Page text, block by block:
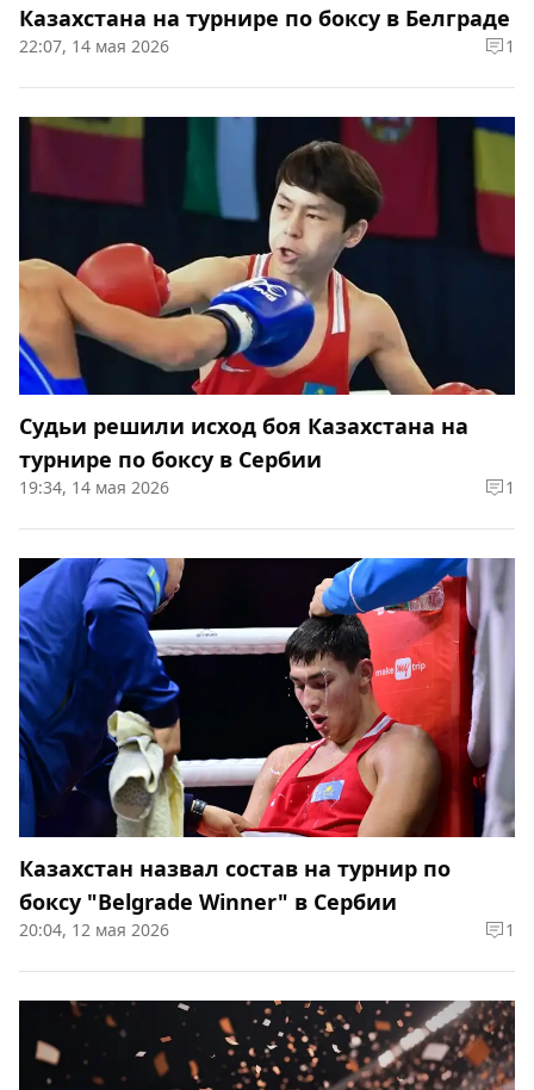
Казахстана на турнире по боксу в Белграде
22:07, 14 мая 2026 1
Судьи решили исход боя Казахстана на
турнире по боксу в Сербии
19:34, 14 мая 2026 1
Казахстан назвал состав на турнир по
боксу "Belgrade Winner" в Сербии
20:04, 12 мая 2026 1